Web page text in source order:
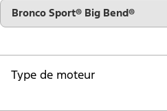
"Modèles"
Bronco Sport® Big Bend®
Type de moteur